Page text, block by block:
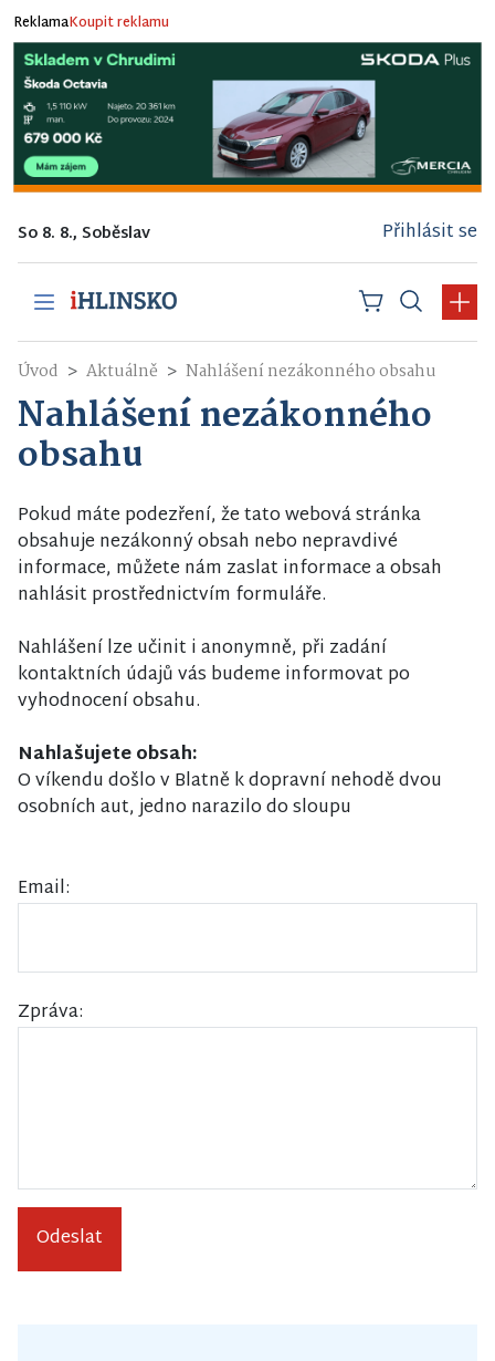
ReklamaKoupit reklamu
So 8. 8., Soběslav Přihlásit se
Úvod Aktuálně Nahlášení nezákonného obsahu
Nahlášení nezákonného
obsahu
Pokud máte podezření, že tato webová stránka
obsahuje nezákonný obsah nebo nepravdivé
informace, můžete nám zaslat informace a obsah
nahlásit prostřednictvím formuláře.
Nahlášení lze učinit i anonymně, při zadání
kontaktních údajů vás budeme informovat po
vyhodnocení obsahu.
Nahlašujete obsah:
O víkendu došlo v Blatně k dopravní nehodě dvou
osobních aut, jedno narazilo do sloupu
Email:
Zpráva:
Odeslat